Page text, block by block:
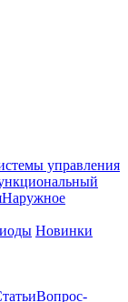
управления
Наружное
Новинки
Вопрос-